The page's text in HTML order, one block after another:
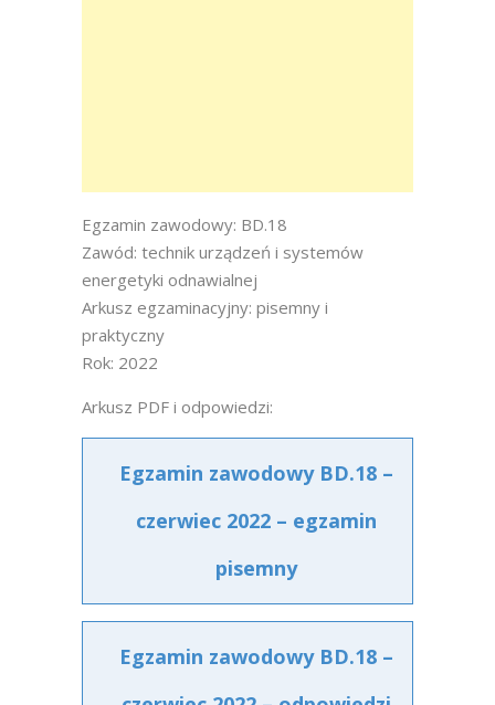
Egzamin zawodowy: BD.18
Zawód: technik urządzeń i systemów
energetyki odnawialnej
Arkusz egzaminacyjny: pisemny i
praktyczny
Rok: 2022
Arkusz PDF i odpowiedzi:
Egzamin zawodowy BD.18 –
czerwiec 2022 – egzamin
pisemny
Egzamin zawodowy BD.18 –